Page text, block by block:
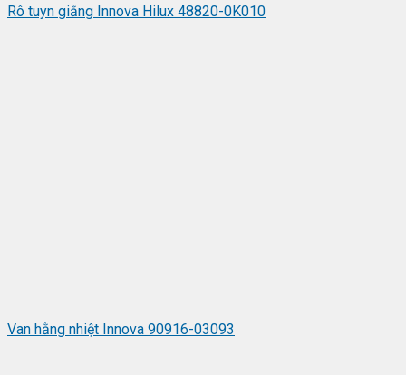
Rô tuyn giằng Innova Hilux 48820-0K010
Van hằng nhiệt Innova 90916-03093